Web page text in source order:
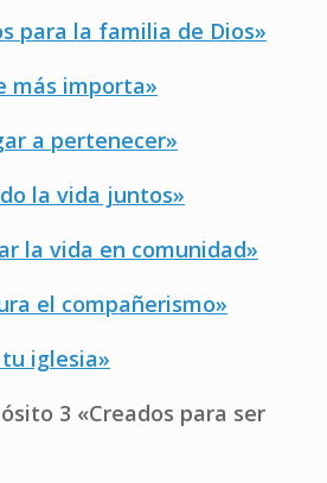
para la familia de Dios»
más importa»
a pertenecer»
la vida juntos»
la vida en comunidad»
el compañerismo»
tu iglesia»
3 «Creados para ser